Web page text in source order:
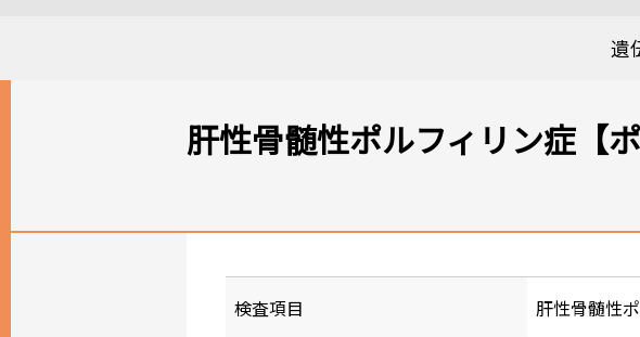
遺
肝性骨髄性ポルフィリン症【
検査項目 肝性骨髄性